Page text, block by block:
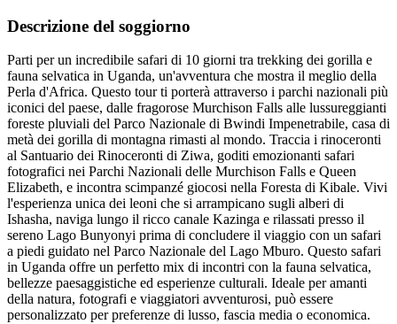
Descrizione del soggiorno
Parti per un incredibile safari di 10 giorni tra trekking dei gorilla e
fauna selvatica in Uganda, un'avventura che mostra il meglio della
Perla d'Africa. Questo tour ti porterà attraverso i parchi nazionali più
iconici del paese, dalle fragorose Murchison Falls alle lussureggianti
foreste pluviali del Parco Nazionale di Bwindi Impenetrabile, casa di
metà dei gorilla di montagna rimasti al mondo. Traccia i rinoceronti
al Santuario dei Rinoceronti di Ziwa, goditi emozionanti safari
fotografici nei Parchi Nazionali delle Murchison Falls e Queen
Elizabeth, e incontra scimpanzé giocosi nella Foresta di Kibale. Vivi
l'esperienza unica dei leoni che si arrampicano sugli alberi di
Ishasha, naviga lungo il ricco canale Kazinga e rilassati presso il
sereno Lago Bunyonyi prima di concludere il viaggio con un safari
a piedi guidato nel Parco Nazionale del Lago Mburo. Questo safari
in Uganda offre un perfetto mix di incontri con la fauna selvatica,
bellezze paesaggistiche ed esperienze culturali. Ideale per amanti
della natura, fotografi e viaggiatori avventurosi, può essere
personalizzato per preferenze di lusso, fascia media o economica.